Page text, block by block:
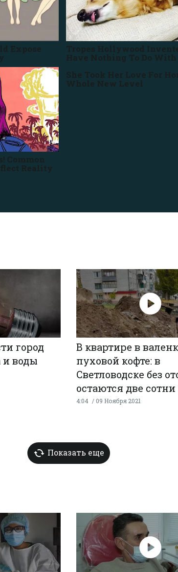
город
и воды
В квартире в
пуховой кофте: в
Светловодске без
остаются две
4:04 09 Ноября 2021
Показать еще